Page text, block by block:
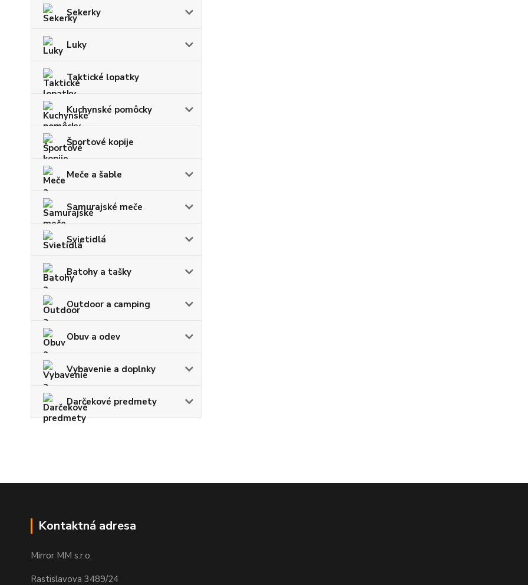
Sekerky
Luky
Taktické lopatky
Kuchynské pomôcky
Športové kopije
Meče a šable
Samurajské meče
Svietidlá
Batohy a tašky
Outdoor a camping
Obuv a odev
Vybavenie a doplnky
Darčekové predmety
Kontaktná adresa
Mirror MM s.r.o.
Rastislavova 3489/24